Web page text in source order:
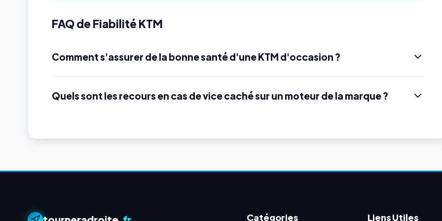
FAQ de Fiabilité KTM
Comment s'assurer de la bonne santé d'une KTM d'occasion ?
Quels sont les recours en cas de vice caché sur un moteur de la marque ?
Catégories Liens Utiles